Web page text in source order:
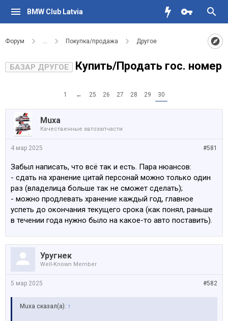
BMW Club Latvia
Форум ... Покупка/продажа Другое
БАЗАР ДРУГОЕ Купить/Продать гос. номер
1 ← 25 26 27 28 29 30
Muxa
Качественные автозапчасти
#581
4 мар 2025
Забыл написать, что всё так и есть. Пара нюансов:
- сдать на хранение цитай персонай можно только один
раз (владелица больше так не сможет сделать);
- можно продлевать хранение каждый год, главное
успеть до окончания текущего срока (как понял, раньше
в течении года нужно было на какое-то авто поставить).
Уругнек
Well-Known Member
#582
5 мар 2025
Muxa сказал(а): ↑